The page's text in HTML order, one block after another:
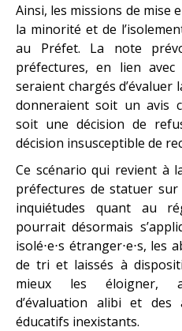
Ainsi, les missions de mise
la minorité et de
au Préfet. La note
préfectures, en lien
seraient chargés
donneraient soit un avis
soit une décision de
décision insusceptible de
Ce scénario qui revient à
préfectures de statuer
inquiétudes quant au
pourrait désormais
isolé⋅e⋅s étranger⋅e⋅s,
de tri et laissés à
mieux les éloigner,
d’évaluation alibi et des
éducatifs inexistants.